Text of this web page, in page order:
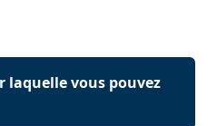
laquelle vous pouvez